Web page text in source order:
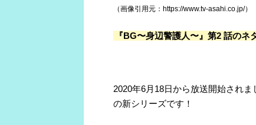
（画像引用元：https://www.tv-asahi.co.jp/）
『BG〜身辺警護人〜』第2 話のネ
2020年6月 18日から放送開始されま
の新シリーズです！